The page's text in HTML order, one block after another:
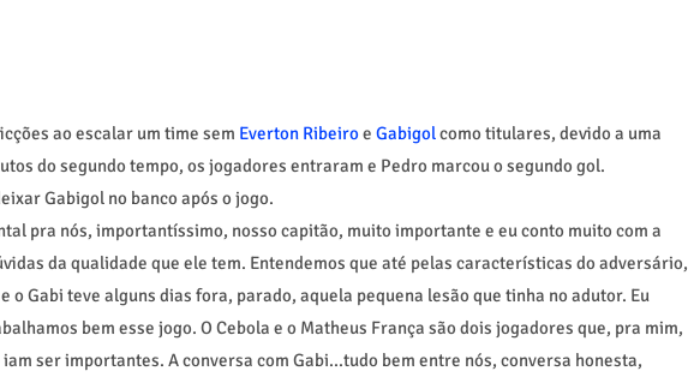
ao escalar um time sem Everton Ribeiroe Gabigolcomo titulares, devido a uma
do segundo tempo, os jogadores entraram e Pedro marcou o segundo gol.
Gabigol no banco após o jogo.
pra nós, importantíssimo, nosso capitão, muito importante e eu conto muito com a
da qualidade que ele tem. Entendemos que até pelas características do adversário,
o Gabi teve alguns dias fora, parado, aquela pequena lesão que tinha no adutor. Eu
bem esse jogo. O Cebola e o Matheus França são dois jogadores que, pra mim,
ser importantes. A conversa com Gabi...tudo bem entre nós, conversa honesta,